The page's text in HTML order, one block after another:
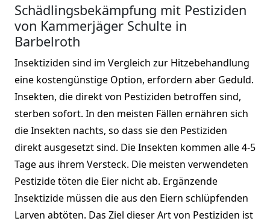
Schädlingsbekämpfung mit Pestiziden
von Kammerjäger Schulte in
Barbelroth
Insektiziden sind im Vergleich zur Hitzebehandlung
eine kostengünstige Option, erfordern aber Geduld.
Insekten, die direkt von Pestiziden betroffen sind,
sterben sofort. In den meisten Fällen ernähren sich
die Insekten nachts, so dass sie den Pestiziden
direkt ausgesetzt sind. Die Insekten kommen alle 4-5
Tage aus ihrem Versteck. Die meisten verwendeten
Pestizide töten die Eier nicht ab. Ergänzende
Insektizide müssen die aus den Eiern schlüpfenden
Larven abtöten. Das Ziel dieser Art von Pestiziden ist